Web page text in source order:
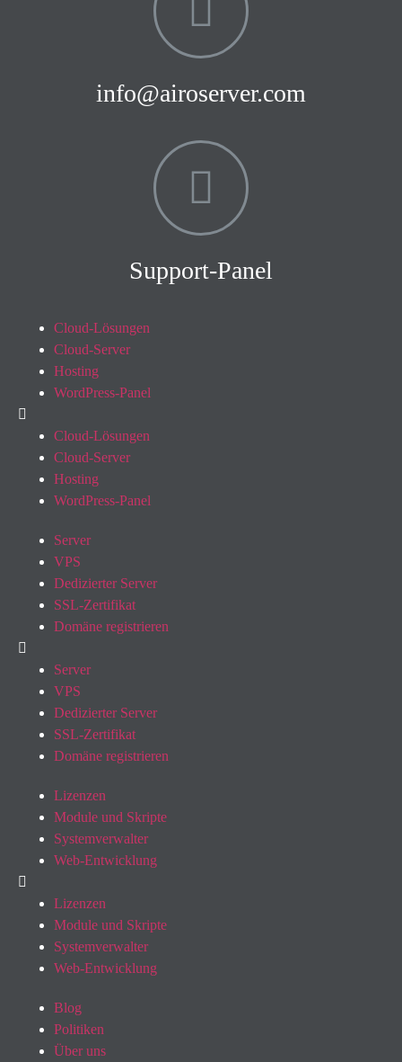
info@airoserver.com
Support-Panel
Cloud-Lösungen
Cloud-Server
Hosting
WordPress-Panel
Cloud-Lösungen
Cloud-Server
Hosting
WordPress-Panel
Server
VPS
Dedizierter Server
SSL-Zertifikat
Domäne registrieren
Server
VPS
Dedizierter Server
SSL-Zertifikat
Domäne registrieren
Lizenzen
Module und Skripte
Systemverwalter
Web-Entwicklung
Lizenzen
Module und Skripte
Systemverwalter
Web-Entwicklung
Blog
Politiken
Über uns